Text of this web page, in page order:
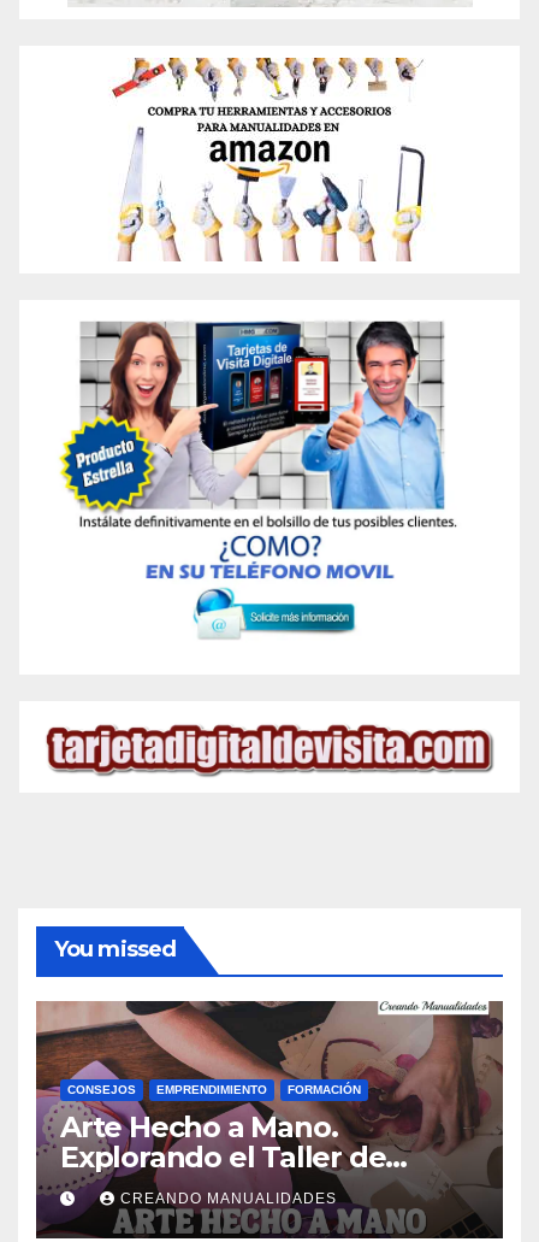
You missed
CONSEJOS EMPRENDIMIENTO FORMACIÓN
Arte Hecho a Mano.
Explorando el Taller de
Manualidades de Ana Gual.
CREANDO MANUALIDADES